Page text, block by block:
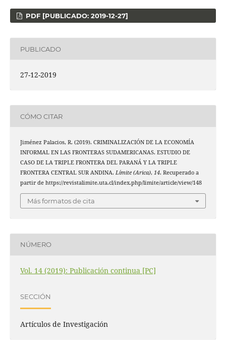
PDF [PUBLICADO: 2019-12-27]
PUBLICADO
27-12-2019
CÓMO CITAR
Jiménez Palacios, R. (2019). CRIMINALIZACIÓN DE LA ECONOMÍA
INFORMAL EN LAS FRONTERAS SUDAMERICANAS. ESTUDIO DE
CASO DE LA TRIPLE FRONTERA DEL PARANÁ Y LA TRIPLE
FRONTERA CENTRAL SUR ANDINA. Límite (Arica), 14. Recuperado a
partir de https://revistalimite.uta.cl/index.php/limite/article/view/148
Más formatos de cita
NÚMERO
Vol. 14 (2019): Publicación continua [PC]
SECCIÓN
Artículos de Investigación